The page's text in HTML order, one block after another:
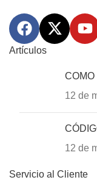
Artículos
12 de
12 de
Servicio al Cliente